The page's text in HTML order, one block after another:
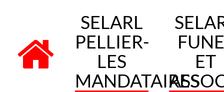
SELARL
PELLIER-
LES
MANDATAIRES
ET